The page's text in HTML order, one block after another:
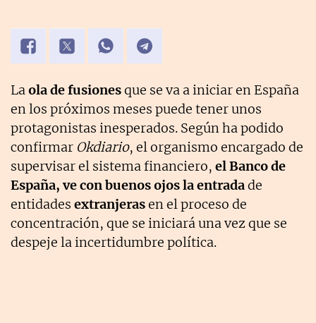
Laola de fusionesque se va a iniciar en España
en los próximos meses puede tener unos
protagonistas inesperados. Según ha podido
confirmar Okdiario, el organismo encargado de
supervisar el sistema financiero, el Banco de
España, ve con buenos ojos la entradade
entidades extranjerasen el proceso de
concentración, que se iniciará una vez que se
despeje la incertidumbre política.